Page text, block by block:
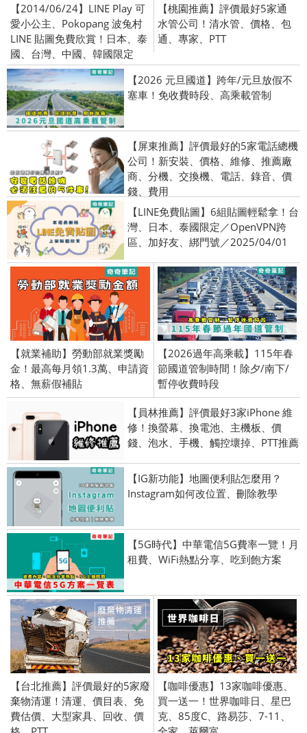
【2014/06/24】LINE Play 可
愛小公主、Pokopang 波兔村
LINE 貼圖免費欣賞！日本、泰
國、台灣、中國、韓國限定
【桃園推薦】評價最好5家通
水管公司！清水管、價格、包
通、專家、PTT
【2026 元旦國道】跨年/元旦放假不
塞車！免收費時段、高乘載管制
【屏東推薦】評價最好的5家電話總機
公司！新安裝、價格、維修、推薦廠
商、分機、交換機、電話、錄音、價
錢、費用
【LINE免費貼圖】6組貼圖輕鬆拿！台
灣、日本、泰國限定／OpenVPN跨
區、加好友、綁門號／2025/04/01
【就業補助】勞動部就業獎勵
金！最高每月領1.3萬、申請資
格、無薪假補貼
【2026過年高乘載】115年春
節國道管制時間！除夕/南下/
暫停收費時段
【員林推薦】評價最好3家iPhone 維
修！換螢幕、換電池、主機板、價
錢、泡水、手機、觸控壞掉、PTT推薦
【IG新功能】地圖便利貼怎麼用？
Instagram如何改位置、刪除教學
【5G時代】中華電信5G費率一覽！月
租費、WiFi熱點分享、吃到飽方案
【台北推薦】評價最好的5家廢
棄物清運！清運、價目表、免
費估價、大型家具、回收、價
【咖啡優惠】13家咖啡優惠、
買一送一！世界咖啡日、星巴
克、85度C、路易莎、7-11、